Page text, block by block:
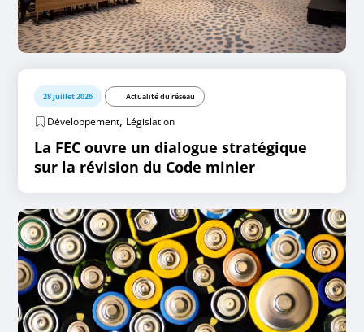
28 juillet 2026 Actualité du réseau
Développement, Législation
La FEC ouvre un dialogue stratégique
sur la révision du Code minier